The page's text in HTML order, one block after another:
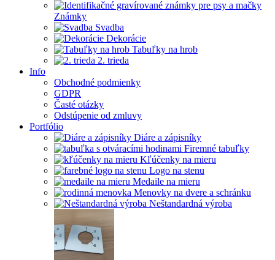
Známky
Svadba
Dekorácie
Tabuľky na hrob
2. trieda
Info
Obchodné podmienky
GDPR
Časté otázky
Odstúpenie od zmluvy
Portfólio
Diáre a zápisníky
Firemné tabuľky
Kľúčenky na mieru
Logo na stenu
Medaile na mieru
Menovky na dvere a schránku
Neštandardná výroba